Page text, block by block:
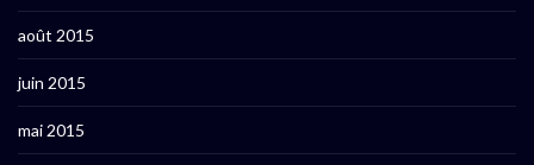
août 2015
juin 2015
mai 2015